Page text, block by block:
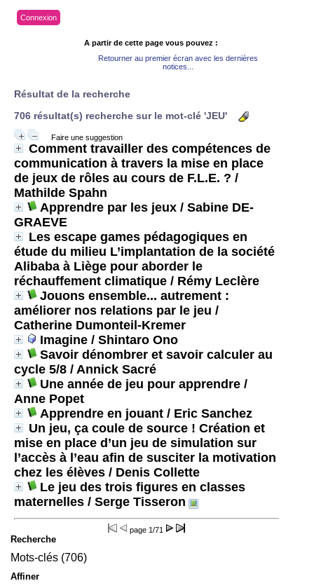
Connexion
A partir de cette page vous pouvez :
Retourner au premier écran avec les dernières
notices...
Résultat de la recherche
706 résultat(s) recherche sur le mot-clé 'JEU'
Faire une suggestion
Comment travailler des compétences de
communication à travers la mise en place
de jeux de rôles au cours de F.L.E. ? /
Mathilde Spahn
Apprendre par les jeux / Sabine DE-
GRAEVE
Les escape games pédagogiques en
étude du milieu L’implantation de la société
Alibaba à Liège pour aborder le
réchauffement climatique / Rémy Leclère
Jouons ensemble... autrement :
améliorer nos relations par le jeu /
Catherine Dumonteil-Kremer
Imagine / Shintaro Ono
Savoir dénombrer et savoir calculer au
cycle 5/8 / Annick Sacré
Une année de jeu pour apprendre /
Anne Popet
Apprendre en jouant / Eric Sanchez
Un jeu, ça coule de source ! Création et
mise en place d’un jeu de simulation sur
l’accès à l’eau afin de susciter la motivation
chez les élèves / Denis Collette
Le jeu des trois figures en classes
maternelles / Serge Tisseron
page 1/71
Recherche
Mots-clés (706)
Affiner